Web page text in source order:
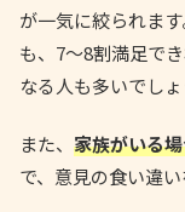
が一気に絞られま
も、7〜8割満足で
なる人も多いでしょ
また、 家族がいる
で、意見の食い違